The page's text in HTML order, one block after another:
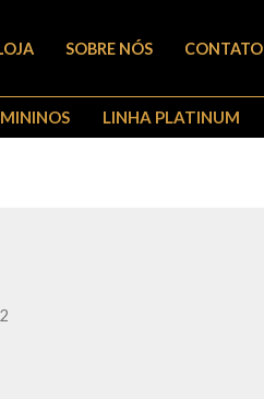
SOBRE NÓS CONTATO
LINHA PLATINUM